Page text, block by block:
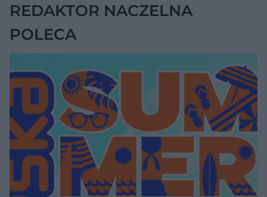
REDAKTOR NACZELNA
POLECA